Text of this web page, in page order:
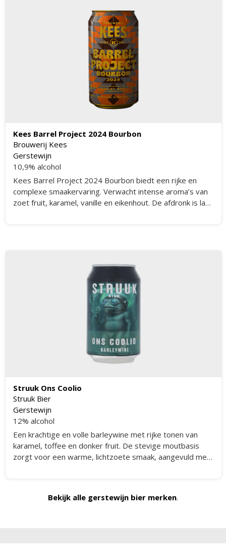
Kees Barrel Project 2024 Bourbon
Brouwerij Kees
Gerstewijn
10,9% alcohol
Kees Barrel Project 2024 Bourbon biedt een rijke en
complexe smaakervaring. Verwacht intense aroma’s van
zoet fruit, karamel, vanille en eikenhout. De afdronk is lang
Struuk Ons Coolio
Struuk Bier
Gerstewijn
12% alcohol
Een krachtige en volle barleywine met rijke tonen van
karamel, toffee en donker fruit. De stevige moutbasis
zorgt voor een warme, lichtzoete smaak, aangevuld met
Bekijk alle gerstewijn bier merken.